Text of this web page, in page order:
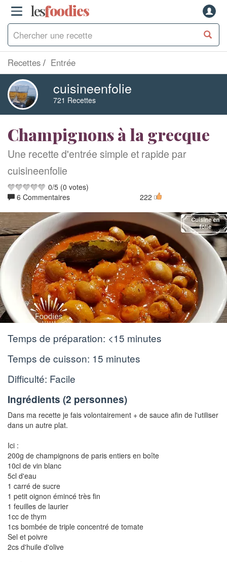
lesfoodies
Recettes Entrée
cuisineenfolie
721 Recettes
Champignons à la grecque
Une recette d'entrée simple et rapide par
cuisineenfolie
0/5 (0 votes)
6 Commentaires
222
Temps de préparation: <15 minutes
Temps de cuisson: 15 minutes
Difficulté: Facile
Ingrédients (2 personnes)
Dans ma recette je fais volontairement + de sauce afin de l'utiliser
dans un autre plat.
Ici :
200g de champignons de paris entiers en boîte
10cl de vin blanc
5cl d'eau
1 carré de sucre
1 petit oignon émincé très fin
1 feuilles de laurier
1cc de thym
1cs bombée de triple concentré de tomate
Sel et poivre
2cs d'huile d'olive